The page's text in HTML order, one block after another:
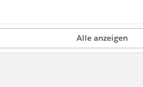
Alle anzeigen